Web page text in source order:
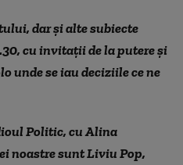
dar și alte subiecte
cu invitații de la putere și
unde se iau deciziile ce ne
Politic, cu Alina
noastre sunt Liviu Pop,